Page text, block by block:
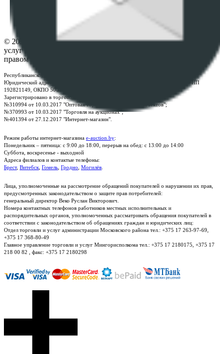
Настройки cookie-файлов
© 2026 Республиканское унитарное предприятие по оказанию
услуг "БелЮрОбеспечение" - Все права защищены авторским
правом
Республиканское унитарное предприятие по оказанию услуг "БелЮрОбеспечение"
Юридический адрес: г. Минск, пр-т. Дзержинского, 1Б, e-mail:
, УНП
192821149, ОКПО 500111895000
Зарегистрировано в торговом реестре Республики Беларусь:
№310994 от 10.03.2017 "Оптовая торговля без торговых объектов";
№370993 от 10.03.2017 "Торговля на аукционах";
№401394 от 27.12.2017 "Интернет-магазин".
Режим работы интернет-магазина e-auction.by:
Понедельник – пятница: с 9:00 до 18:00, перерыв на обед: с 13:00 до 14:00
Суббота, воскресенье - выходной
Адреса филиалов и контактые телефоны:
Брест, Витебск Гомель Гродно Могилёв
Лица, уполномоченные на рассмотрение обращений покупателей о нарушении их прав,
предусмотренных законодательством о защите прав потребителей:
генеральный директор Веко Руслан Викторович.
Номера контактных телефонов работников местных исполнительных и
распорядительных органов, уполномоченных рассматривать обращения покупателей в
соответствии с законодательством об обращениях граждан и юридических лиц:
Отдел торговли и услуг администрации Московского района тел.: +375 17 263-97-69,
+375 17 368-80-49
Главное управление торговли и услуг Мингорисполкома тел.: +375 17 2180175, +375 17
218 00 82 , факс: +375 17 2180298